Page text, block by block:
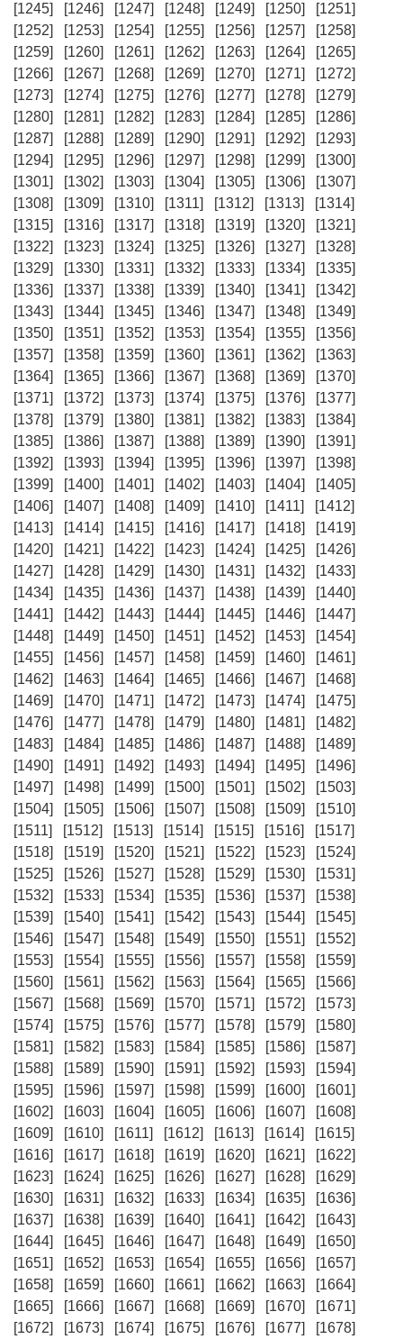
[1245]
[1246] [1247] [1248] [1249] [1250]
[1251]
[1252]
[1253] [1254] [1255] [1256] [1257]
[1258]
[1259]
[1260] [1261] [1262] [1263] [1264]
[1265]
[1266]
[1267] [1268] [1269] [1270] [1271]
[1272]
[1273]
[1274] [1275] [1276] [1277] [1278]
[1279]
[1280]
[1281] [1282] [1283] [1284] [1285]
[1286]
[1287]
[1288] [1289] [1290] [1291] [1292]
[1293]
[1294]
[1295] [1296] [1297] [1298] [1299]
[1300]
[1301]
[1302] [1303] [1304] [1305] [1306]
[1307]
[1308]
[1309] [1310] [1311] [1312] [1313]
[1314]
[1315]
[1316] [1317] [1318] [1319] [1320]
[1321]
[1322]
[1323] [1324] [1325] [1326] [1327]
[1328]
[1329]
[1330] [1331] [1332] [1333] [1334]
[1335]
[1336]
[1337] [1338] [1339] [1340] [1341]
[1342]
[1343]
[1344] [1345] [1346] [1347] [1348]
[1349]
[1350]
[1351] [1352] [1353] [1354] [1355]
[1356]
[1357]
[1358] [1359] [1360] [1361] [1362]
[1363]
[1364]
[1365] [1366] [1367] [1368] [1369]
[1370]
[1371]
[1372] [1373] [1374] [1375] [1376]
[1377]
[1378]
[1379] [1380] [1381] [1382] [1383]
[1384]
[1385]
[1386] [1387] [1388] [1389] [1390]
[1391]
[1392]
[1393] [1394] [1395] [1396] [1397]
[1398]
[1399]
[1400] [1401] [1402] [1403] [1404]
[1405]
[1406]
[1407] [1408] [1409] [1410] [1411]
[1412]
[1413]
[1414] [1415] [1416] [1417] [1418]
[1419]
[1420]
[1421] [1422] [1423] [1424] [1425]
[1426]
[1427]
[1428] [1429] [1430] [1431] [1432]
[1433]
[1434]
[1435] [1436] [1437] [1438] [1439]
[1440]
[1441]
[1442] [1443] [1444] [1445] [1446]
[1447]
[1448]
[1449] [1450] [1451] [1452] [1453]
[1454]
[1455]
[1456] [1457] [1458] [1459] [1460]
[1461]
[1462]
[1463] [1464] [1465] [1466] [1467]
[1468]
[1469]
[1470] [1471] [1472] [1473] [1474]
[1475]
[1476]
[1477] [1478] [1479] [1480] [1481]
[1482]
[1483]
[1484] [1485] [1486] [1487] [1488]
[1489]
[1490]
[1491] [1492] [1493] [1494] [1495]
[1496]
[1497]
[1498] [1499] [1500] [1501] [1502]
[1503]
[1504]
[1505] [1506] [1507] [1508] [1509]
[1510]
[1511]
[1512] [1513] [1514] [1515] [1516]
[1517]
[1518]
[1519] [1520] [1521] [1522] [1523]
[1524]
[1525]
[1526] [1527] [1528] [1529] [1530]
[1531]
[1532]
[1533] [1534] [1535] [1536] [1537]
[1538]
[1539]
[1540] [1541] [1542] [1543] [1544]
[1545]
[1546]
[1547] [1548] [1549] [1550] [1551]
[1552]
[1553]
[1554] [1555] [1556] [1557] [1558]
[1559]
[1560]
[1561] [1562] [1563] [1564] [1565]
[1566]
[1567]
[1568] [1569] [1570] [1571] [1572]
[1573]
[1574]
[1575] [1576] [1577] [1578] [1579]
[1580]
[1581]
[1582] [1583] [1584] [1585] [1586]
[1587]
[1588]
[1589] [1590] [1591] [1592] [1593]
[1594]
[1595]
[1596] [1597] [1598] [1599] [1600]
[1601]
[1602]
[1603] [1604] [1605] [1606] [1607]
[1608]
[1609]
[1610] [1611] [1612] [1613] [1614]
[1615]
[1616]
[1617] [1618] [1619] [1620] [1621]
[1622]
[1623]
[1624] [1625] [1626] [1627] [1628]
[1629]
[1630]
[1631] [1632] [1633] [1634] [1635]
[1636]
[1637]
[1638] [1639] [1640] [1641] [1642]
[1643]
[1644]
[1645] [1646] [1647] [1648] [1649]
[1650]
[1651]
[1652] [1653] [1654] [1655] [1656]
[1657]
[1658]
[1659] [1660] [1661] [1662] [1663]
[1664]
[1665]
[1666] [1667] [1668] [1669] [1670]
[1671]
[1672]
[1673] [1674] [1675] [1676] [1677]
[1678]